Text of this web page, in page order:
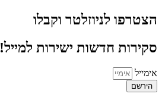
הצטרפו לניוזלטר וקבלו
סקירות חדשות ישירות למייל!
אימייל
הירשם